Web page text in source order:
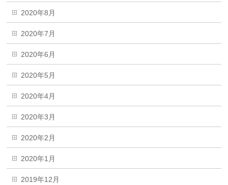
2020年8月
2020年7月
2020年6月
2020年5月
2020年4月
2020年3月
2020年2月
2020年1月
2019年12月